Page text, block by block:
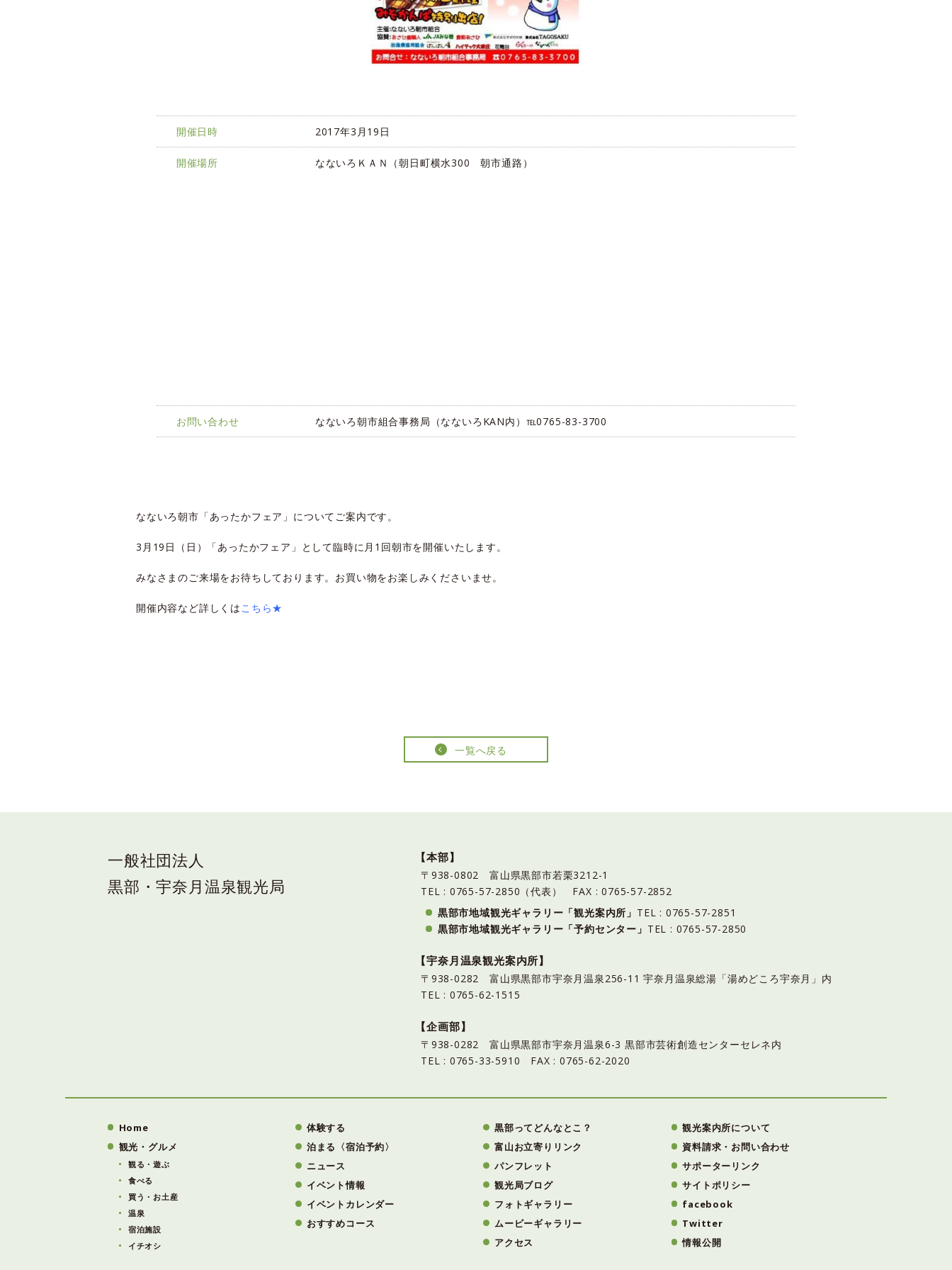
開催日時 2017年3月19日
開催場所 なないろＫＡＮ（朝日町横水300 朝市通路）
お問い合わせ なないろ朝市組合事務局（なないろKAN内）℡0765-83-3700
なないろ朝市「あったかフェア」についてご案内です。
3月19日（日）「あったかフェア」として臨時に月1回朝市を開催いたします。
みなさまのご来場をお待ちしております。お買い物をお楽しみくださいませ。
開催内容など詳しくはこちら★
一覧へ戻る
一般社団法人
黒部・宇奈月温泉観光局
【本部】
〒938-0802 富山県黒部市若栗3212-1
TEL : 0765-57-2850（代表） FAX : 0765-57-2852
黒部市地域観光ギャラリー「観光案内所」 TEL : 0765-57-2851
黒部市地域観光ギャラリー「予約センター」 TEL : 0765-57-2850
【宇奈月温泉観光案内所】
〒938-0282 富山県黒部市宇奈月温泉256-11 宇奈月温泉総湯「湯めどころ宇奈月」内
TEL : 0765-62-1515
【企画部】
〒938-0282 富山県黒部市宇奈月温泉6-3 黒部市芸術創造センターセレネ内
TEL : 0765-33-5910 FAX : 0765-62-2020
Home
観光・グルメ
観る・遊ぶ
食べる
買う・お土産
温泉
宿泊施設
イチオシ
体験する
泊まる〈宿泊予約〉
ニュース
イベント情報
イベントカレンダー
おすすめコース
黒部ってどんなとこ？
富山お立寄りリンク
パンフレット
観光局ブログ
フォトギャラリー
ムービーギャラリー
アクセス
観光案内所について
資料請求・お問い合わせ
サポーターリンク
サイトポリシー
facebook
Twitter
情報公開